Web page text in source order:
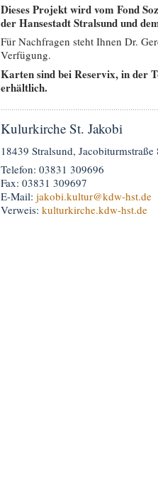
Dieses Projekt wird vom Fond
der Hansestadt Stralsund und
Für Nachfragen steht Ihnen Dr.
Verfügung.
Karten sind bei Reservix, in der
erhältlich.
Kulurkirche St. Jakobi
18439 Stralsund, Jacobiturmstraße
Telefon: 03831 309696
Fax: 03831 309697
E-Mail: jakobi.kultur@kdw-hst.de
Verweis: kulturkirche.kdw-hst.de